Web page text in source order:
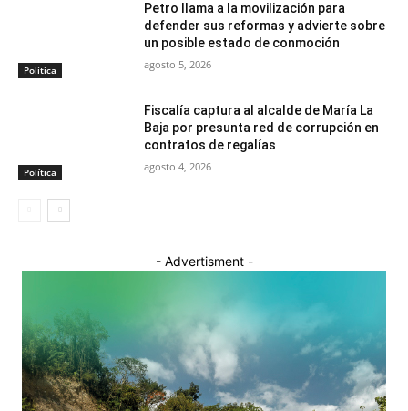
Política
Petro llama a la movilización para
defender sus reformas y advierte sobre
un posible estado de conmoción
agosto 5, 2026
Política
Fiscalía captura al alcalde de María La
Baja por presunta red de corrupción en
contratos de regalías
agosto 4, 2026
- Advertisment -